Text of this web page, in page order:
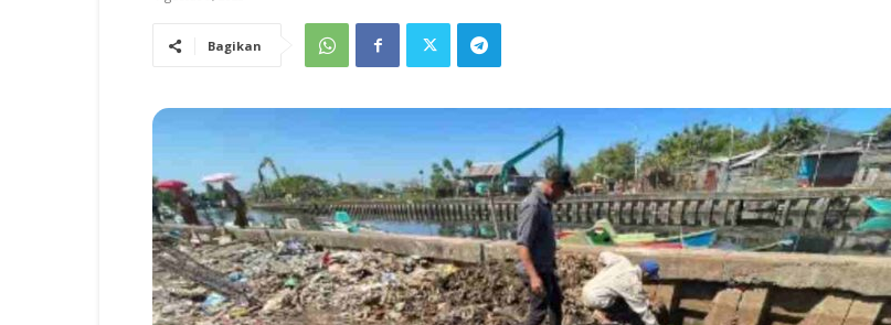
Bagikan